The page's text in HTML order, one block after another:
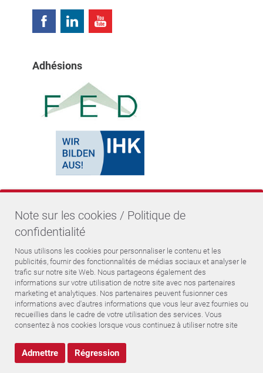
Adhésions
© Becktronic GmbH 2026
CONDITIONS GÉNÉRALES DE VENTE
Déclaration de confidentialité
Mentions légales
Note sur les cookies / Politique de
confidentialité
Nous utilisons les cookies pour personnaliser le contenu et les
publicités, fournir des fonctionnalités de médias sociaux et analyser le
trafic sur notre site Web. Nous partageons également des
informations sur votre utilisation de notre site avec nos partenaires
marketing et analytiques. Nos partenaires peuvent fusionner ces
informations avec d'autres informations que vous leur avez fournies ou
recueillies dans le cadre de votre utilisation des services. Vous
consentez à nos cookies lorsque vous continuez à utiliser notre site
Admettre Régression